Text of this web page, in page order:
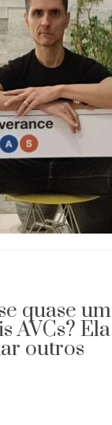
quase um
AVCs? Ela
outros